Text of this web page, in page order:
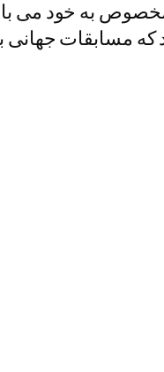
که مسابقات جهانی